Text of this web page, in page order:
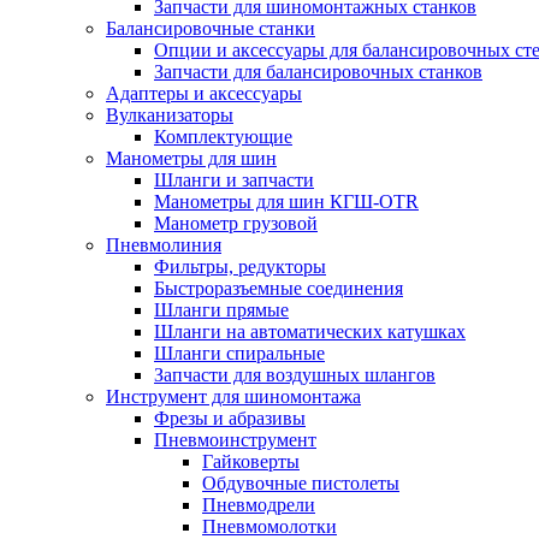
Запчасти для шиномонтажных станков
Балансировочные станки
Опции и аксессуары для балансировочных
Запчасти для балансировочных станков
Адаптеры и аксессуары
Вулканизаторы
Комплектующие
Манометры для шин
Шланги и запчасти
Манометры для шин КГШ-OTR
Манометр грузовой
Пневмолиния
Фильтры, редукторы
Быстроразъемные соединения
Шланги прямые
Шланги на автоматических катушках
Шланги спиральные
Запчасти для воздушных шлангов
Инструмент для шиномонтажа
Фрезы и абразивы
Пневмоинструмент
Гайковерты
Обдувочные пистолеты
Пневмодрели
Пневмомолотки